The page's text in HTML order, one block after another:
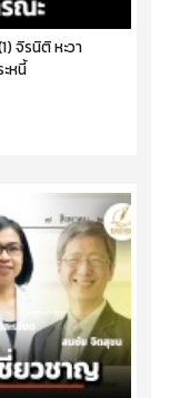
จิรนิติ หะวา
หนี้